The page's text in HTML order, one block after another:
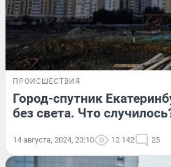
ПРОИСШЕСТВИЯ
Город-спутник
без света. Что
14 августа, 2024, 23:10 12 142 25